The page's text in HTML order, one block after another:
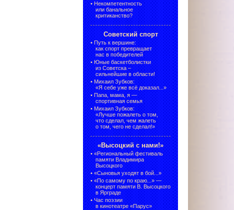
• Некомпетентность
или банальное
критиканство?
Советский спорт
• Путь к вершине:
как спорт превращает
нас в победителей
• Юные баскетболистки
из Советска –
сильнейшие в области!
• Михаил Зубков:
«Я себе уже всё доказал...»
• Папа, мама, я —
спортивная семья
• Михаил Зубков:
«Лучше пожалеть о том,
что сделал, чем жалеть
о том, чего не сделал!»
«Высоцкий с нами!»
• «Региональный фестиваль
памяти Владимира
Высоцкого
• «Сыновья уходят в бой...»
• «По самому по краю...» —
концерт памяти В. Высоцкого
в Ярграде
• Час поэзии
в кинотеатре «Парус»